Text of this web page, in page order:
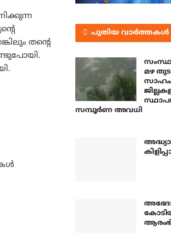
തന്റെ
പുതിയ വാർത്തകൾ
മഴ
സമ്പൂർണ അവധി